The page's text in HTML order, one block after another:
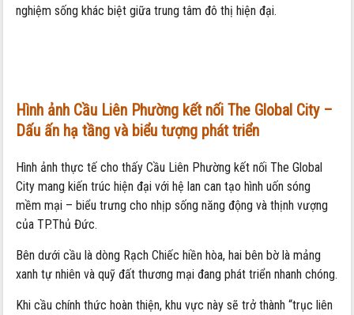
nghiệm sống khác biệt giữa trung tâm đô thị hiện đại.
Hình ảnh Cầu Liên Phường kết nối The Global City –
Dấu ấn hạ tầng và biểu tượng phát triển
Hình ảnh thực tế cho thấy Cầu Liên Phường kết nối The Global
City mang kiến trúc hiện đại với hệ lan can tạo hình uốn sóng
mềm mại – biểu trưng cho nhịp sống năng động và thịnh vượng
của TP.Thủ Đức.
Bên dưới cầu là dòng Rạch Chiếc hiền hòa, hai bên bờ là mảng
xanh tự nhiên và quỹ đất thương mại đang phát triển nhanh chóng.
Khi cầu chính thức hoàn thiện, khu vực này sẽ trở thành “trục liên